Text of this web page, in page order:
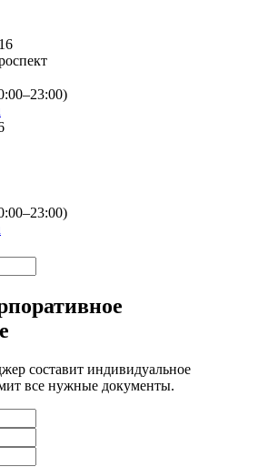
составит индивидуальное
все нужные документы.